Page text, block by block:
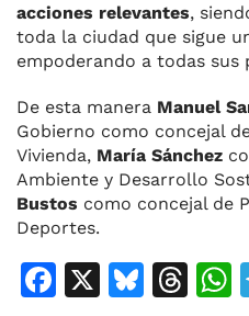
acciones relevantes,
toda la ciudad que sigue
empoderando a todas sus
De esta manera Manuel
Gobierno como concejal
Vivienda, María Sánchez
Ambiente y Desarrollo
Bustos como concejal de
Deportes.
F
X
Bl T